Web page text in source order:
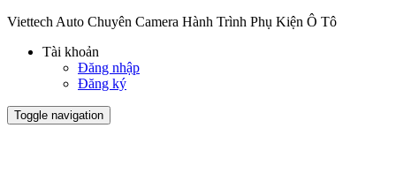
Viettech Auto Chuyên Camera Hành Trình Phụ Kiện Ô Tô
Tài khoản
Đăng nhập
Đăng ký
Toggle navigation